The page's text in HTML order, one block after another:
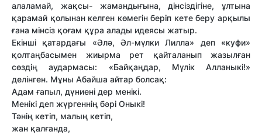
алаламай, жақсы- жамандығына, дінсіздігіне, ұлтына
қарамай қолынан келген көмегін беріп кете беру арқылы
ғана мінсіз қоғам құра алады идеясы жатыр.
Екінші қатардағы «Әлә, Әл-мүлки Лилла» деп «куфи»
қолтаңбасымен жиырма рет қайталанып жазылған
сөздің аудармасы: «Байқаңдар, Мүлік Алланыкі!»
делінген. Мұны Абайша айтар болсақ:
Адам ғапыл, дүниені дер менікі.
Менікі деп жүргеннің бәрі Оныкі!
Тәнің кетіп, малың кетіп,
жан қалғанда,